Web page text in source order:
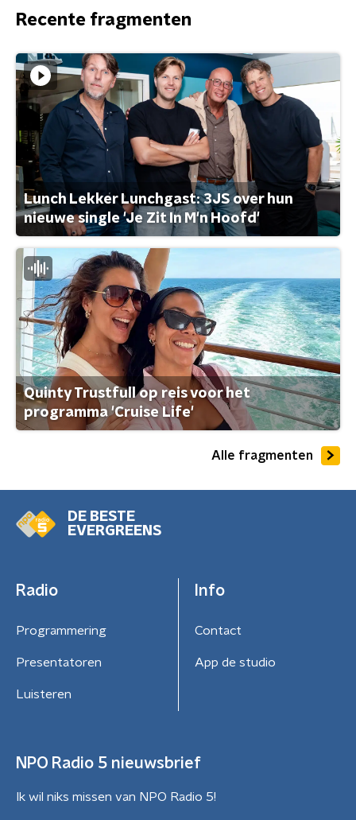
Recente fragmenten
Lunch Lekker Lunchgast: 3JS over hun
nieuwe single 'Je Zit In M'n Hoofd'
Quinty Trustfull op reis voor het
programma 'Cruise Life'
Alle fragmenten
DE BESTE
EVERGREENS
Radio
Programmering
Presentatoren
Luisteren
Info
Contact
App de studio
NPO Radio 5 nieuwsbrief
Ik wil niks missen van NPO Radio 5!